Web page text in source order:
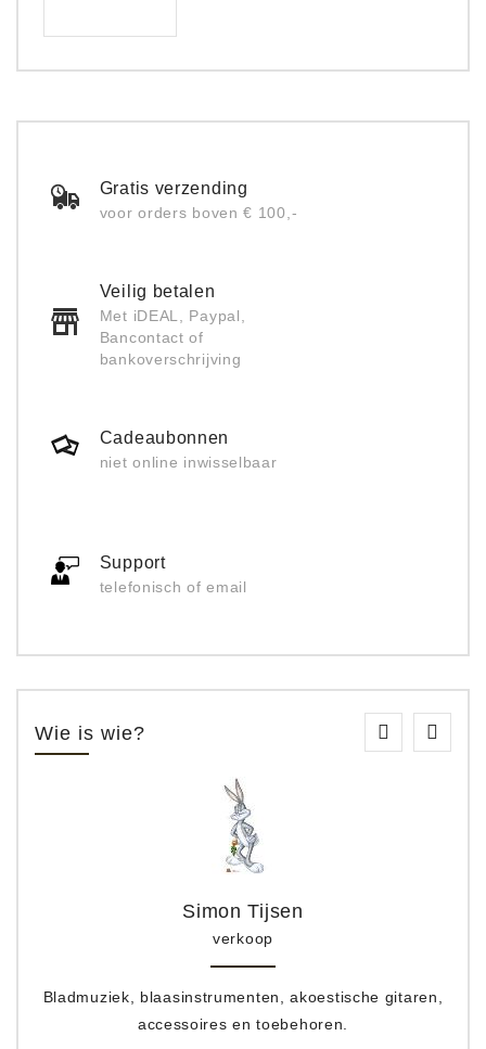
Gratis verzending
voor orders boven € 100,-
Veilig betalen
Met iDEAL, Paypal,
Bancontact of
bankoverschrijving
Cadeaubonnen
niet online inwisselbaar
Support
telefonisch of email
Wie is wie?
Simon Tijsen
verkoop
Bladmuziek, blaasinstrumenten, akoestische gitaren,
accessoires en toebehoren.